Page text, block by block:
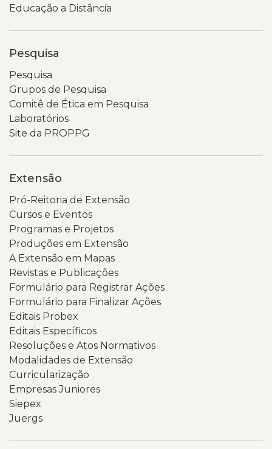
Educação a Distância
Pesquisa
Pesquisa
Grupos de Pesquisa
Comitê de Ética em Pesquisa
Laboratórios
Site da PROPPG
Extensão
Pró-Reitoria de Extensão
Cursos e Eventos
Programas e Projetos
Produções em Extensão
A Extensão em Mapas
Revistas e Publicações
Formulário para Registrar Ações
Formulário para Finalizar Ações
Editais Probex
Editais Específicos
Resoluções e Atos Normativos
Modalidades de Extensão
Curricularização
Empresas Juniores
Siepex
Juergs